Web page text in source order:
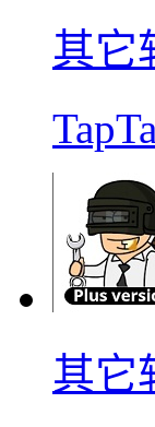
其它
其它